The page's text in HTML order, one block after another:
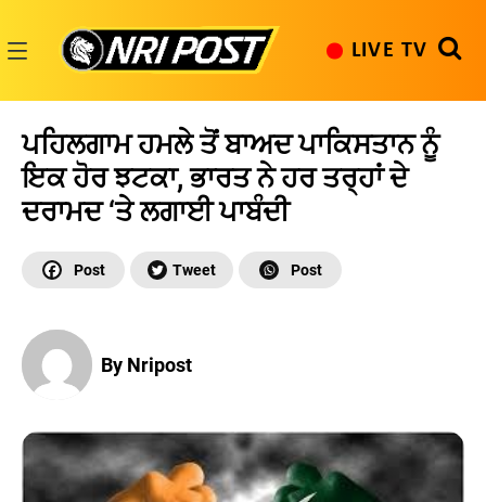
content
LIVE TV
ਪਹਿਲਗਾਮ ਹਮਲੇ ਤੋਂ ਬਾਅਦ ਪਾਕਿਸਤਾਨ ਨੂੰ
ਇਕ ਹੋਰ ਝਟਕਾ, ਭਾਰਤ ਨੇ ਹਰ ਤਰ੍ਹਾਂ ਦੇ
ਦਰਾਮਦ ‘ਤੇ ਲਗਾਈ ਪਾਬੰਦੀ
By Nripost